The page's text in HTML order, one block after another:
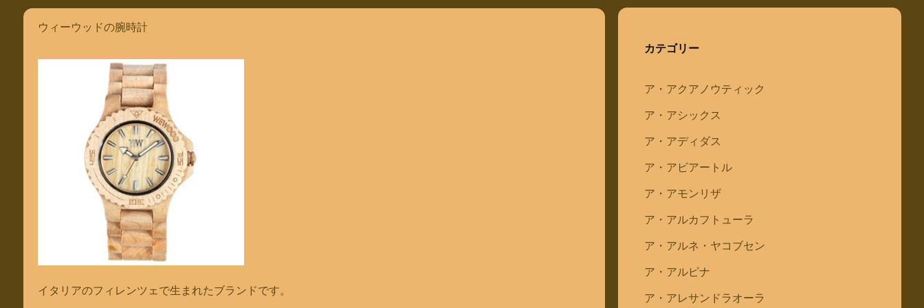
ウィーウッドの腕時計
イタリアのフィレンツェで生まれたブランドです。
カテゴリー
ア・アクアノウティック
ア・アシックス
ア・アディダス
ア・アビアートル
ア・アモンリザ
ア・アルカフトューラ
ア・アルネ・ヤコブセン
ア・アルピナ
ア・アレサンドラオーラ